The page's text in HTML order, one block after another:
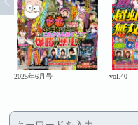
2025年6月号 vol.40